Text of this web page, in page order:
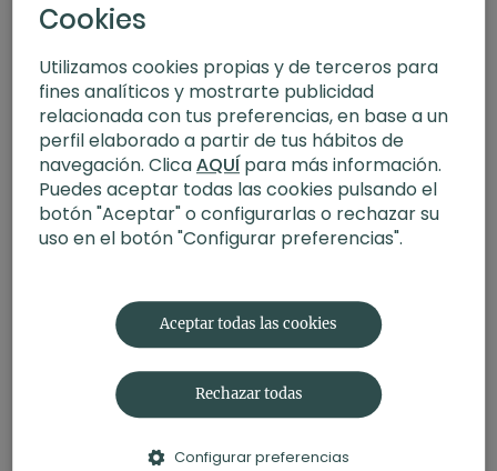
Cookies
Utilizamos cookies propias y de terceros para
fines analíticos y mostrarte publicidad
relacionada con tus preferencias, en base a un
perfil elaborado a partir de tus hábitos de
navegación. ClicaAQUÍpara más información.
Puedes aceptar todas las cookies pulsando el
botón "Aceptar" o configurarlas o rechazar su
uso en el botón "Configurar preferencias".
Aceptar todas las cookies
Rechazar todas
Configurar preferencias